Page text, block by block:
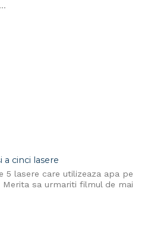
a cinci lasere
5 lasere care utilizeaza apa pe
sa urmariti filmul de mai